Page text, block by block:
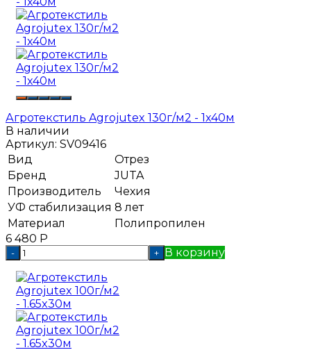
Агротекстиль Agrojutex 130г/м2 - 1x40м
В наличии
Артикул: SV09416
Вид
Отрез
Бренд
JUTA
Производитель
Чехия
УФ стабилизация 8 лет
Материал
Полипропилен
6 480 Р
- + В корзину